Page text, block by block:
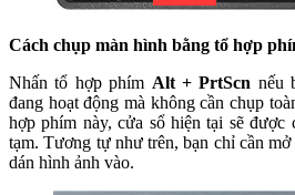
Cách chụp màn hình bằng tổ hợp
Nhấn tổ hợp phím Alt + PrtScn nếu
đang hoạt động mà không cần chụp
hợp phím này, cửa sổ hiện tại sẽ
tạm. Tương tự như trên, bạn chỉ cần
dán hình ảnh vào.